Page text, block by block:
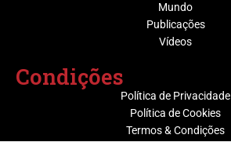
Mundo
Publicações
Vídeos
Condições
Política de Privacidade
Política de Cookies
Termos & Condições